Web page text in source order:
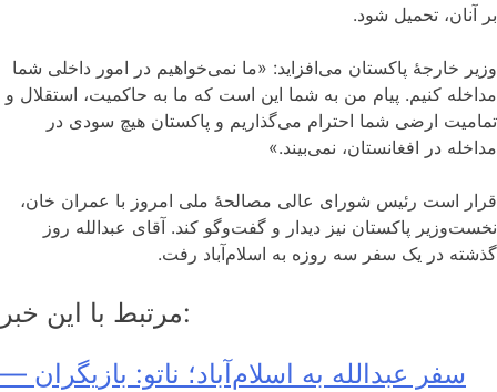
بر آنان، تحمیل شود.
وزیر خارجۀ پاکستان می‌‌افزاید: «ما نمی‌‌‌خواهیم در امور داخلی شما
مداخله کنیم. پیام من به ‌‌شما این است که ما به حاکمیت، استقلال و
تمامیت ارضی شما احترام می‌‌‌گذاریم و پاکستان هیچ سودی در
مداخله در افغانستان، نمی‌‌بیند.»
قرار است رئیس شورای عالی مصالحۀ ملی امروز با عمران خان،
نخست‌وزیر پاکستان نیز دیدار و گفت‌‌وگو کند. آقای عبدالله روز
گذشته در یک سفر سه روزه به اسلام‌‌آباد رفت.
مرتبط با این خبر:
— سفر عبدالله به اسلام‌آباد؛ ناتو: بازیگران